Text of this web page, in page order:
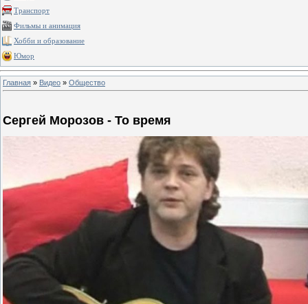
Транспорт
Фильмы и анимация
Хобби и образование
Юмор
Главная » Видео » Общество
Сергей Морозов - То время